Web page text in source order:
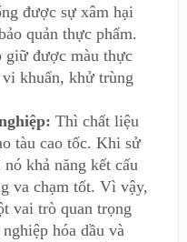
được sự xâm hại
quản thực phẩm.
giữ được màu thực
khuẩn, khử trùng
Thì chất liệu
tàu cao tốc. Khi sử
khả năng kết cấu
va chạm tốt. Vì vậy,
vai trò quan trọng
hóa dầu và